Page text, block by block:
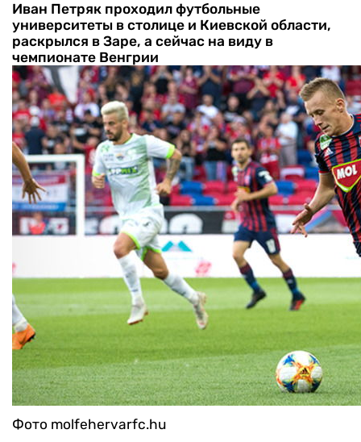
Иван Петряк проходил футбольные
университеты в столице и Киевской области,
раскрылся в Заре, а сейчас на виду в
чемпионате Венгрии
Фото molfehervarfc.hu